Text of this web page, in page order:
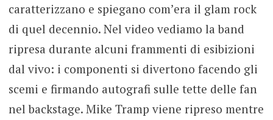
caratterizzano e spiegano com’era il glam rock
di quel decennio. Nel video vediamo la band
ripresa durante alcuni frammenti di esibizioni
dal vivo: i componenti si divertono facendo gli
scemi e firmando autografi sulle tette delle fan
nel backstage. Mike Tramp viene ripreso mentre